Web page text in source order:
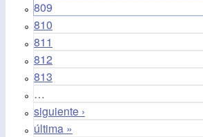
809
810
811
812
813
…
siguiente ›
última »